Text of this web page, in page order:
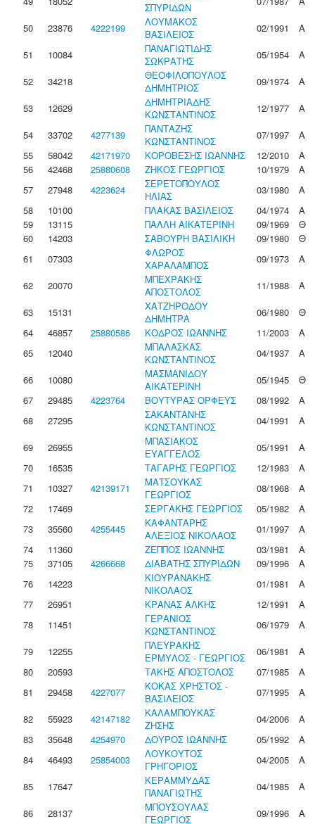
ΣΠΥΡΙΔΩΝ
50
23876 4222199
ΛΟΥΜΑΚΟΣ
ΒΑΣΙΛΕΙΟΣ
02/1991
Α
51
10084
ΠΑΝΑΓΙΩΤΙΔΗΣ
ΣΩΚΡΑΤΗΣ
05/1954
Α
52
34218
ΘΕΟΦΙΛΟΠΟΥΛΟΣ
ΔΗΜΗΤΡΙΟΣ
09/1974
Α
53
12629
ΔΗΜΗΤΡΙΑΔΗΣ
ΚΩΝΣΤΑΝΤΙΝΟΣ
12/1977
Α
54
33702 4277139
ΠΑΝΤΑΖΗΣ
ΚΩΝΣΤΑΝΤΙΝΟΣ
07/1997
Α
55
58042 42171970 ΚΟΡΟΒΕΣΗΣ ΙΩΑΝΝΗΣ 12/2010
Α
56
42468 25880608 ΖΗΚΟΣ ΓΕΩΡΓΙΟΣ 10/1979
Α
57
27948 4223624
ΣΕΡΕΤΟΠΟΥΛΟΣ
ΗΛΙΑΣ
03/1980
Α
58
10100 ΠΛΑΚΑΣ ΒΑΣΙΛΕΙΟΣ 04/1974
Α
59
13115 ΠΑΛΛΗ ΑΙΚΑΤΕΡΙΝΗ 09/1969
Θ
60
14203 ΣΑΒΟΥΡΗ ΒΑΣΙΛΙΚΗ 09/1980
Θ
61
07303
ΦΛΩΡΟΣ
ΧΑΡΑΛΑΜΠΟΣ
09/1973
Α
62
20070
ΜΠΕΧΡΑΚΗΣ
ΑΠΟΣΤΟΛΟΣ
11/1988
Α
63
15131
ΧΑΤΖΗΡΟΔΟΥ
ΔΗΜΗΤΡΑ
06/1980
Θ
64
46857 25880586 ΚΟΔΡΟΣ ΙΩΑΝΝΗΣ 11/2003
Α
65
12040
ΜΠΑΛΑΣΚΑΣ
ΚΩΝΣΤΑΝΤΙΝΟΣ
04/1937
Α
66
10080
ΜΑΣΜΑΝΙΔΟΥ
ΑΙΚΑΤΕΡΙΝΗ
05/1945
Θ
67
29485 4223764 ΒΟΥΤΥΡΑΣ ΟΡΦΕΥΣ 08/1992
Α
68
27295
ΣΑΚΑΝΤΑΝΗΣ
ΚΩΝΣΤΑΝΤΙΝΟΣ
04/1991
Α
69
26955
ΜΠΑΣΙΑΚΟΣ
ΕΥΑΓΓΕΛΟΣ
05/1991
Α
70
16535 ΤΑΓΑΡΗΣ ΓΕΩΡΓΙΟΣ 12/1983
Α
71
10327 42139171
ΜΑΤΣΟΥΚΑΣ
ΓΕΩΡΓΙΟΣ
08/1968
Α
72
17469 ΣΕΡΓΑΚΗΣ ΓΕΩΡΓΙΟΣ 05/1982
Α
73
35560 4255445
ΚΑΦΑΝΤΑΡΗΣ
ΑΛΕΞΙΟΣ ΝΙΚΟΛΑΟΣ
01/1997
Α
74
11360 ΖΕΠΠΟΣ ΙΩΑΝΝΗΣ 03/1981
Α
75
37105 4266668 ΔΙΑΒΑΤΗΣ ΣΠΥΡΙΔΩΝ 09/1996
Α
76
14223
ΚΙΟΥΡΑΝΑΚΗΣ
ΝΙΚΟΛΑΟΣ
01/1981
Α
77
26951 ΚΡΑΝΑΣ ΑΛΚΗΣ 12/1991
Α
78
11451
ΓΕΡΑΝΙΟΣ
ΚΩΝΣΤΑΝΤΙΝΟΣ
06/1979
Α
79
12255
ΠΛΕΥΡΑΚΗΣ
ΕΡΜΥΛΟΣ - ΓΕΩΡΓΙΟΣ
06/1981
Α
80
20593 ΤΑΚΗΣ ΑΠΟΣΤΟΛΟΣ 07/1985
Α
81
29458 4227077
ΚΟΚΑΣ ΧΡΗΣΤΟΣ -
ΒΑΣΙΛΕΙΟΣ
07/1995
Α
82
55923 42147182
ΚΑΛΑΜΠΟΥΚΑΣ
ΖΗΣΗΣ
04/2006
Α
83
35648 4254970 ΔΟΥΡΟΣ ΙΩΑΝΝΗΣ 05/1992
Α
84
46493 25854003
ΛΟΥΚΟΥΤΟΣ
ΓΡΗΓΟΡΙΟΣ
04/2005
Α
85
17647
ΚΕΡΑΜΜΥΔΑΣ
ΠΑΝΑΓΙΩΤΗΣ
04/1985
Α
86
28137
ΜΠΟΥΣΟΥΛΑΣ
ΓΕΩΡΓΙΟΣ
09/1996 Α